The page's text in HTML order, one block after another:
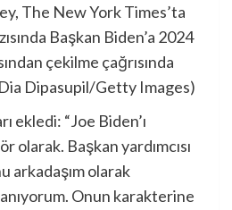
The New York Times’ta
Başkan Biden’a 2024
çekilme çağrısında
Dipasupil/Getty Images)
ekledi: “Joe Biden’ı
olarak. Başkan yardımcısı
arkadaşım olarak
Onun karakterine